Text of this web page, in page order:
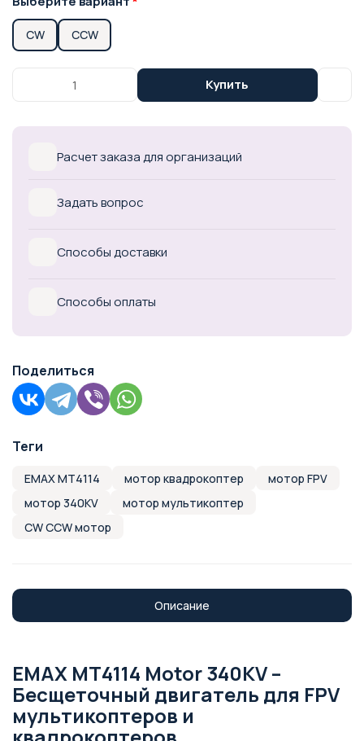
CW CCW
Купить
Расчет заказа для организаций
Задать вопрос
Способы доставки
Способы оплаты
Поделиться
Теги
EMAX MT4114 мотор квадрокоптер
мотор FPV
мотор 340KV
мотор мультикоптер
CW CCW мотор
Описание
EMAX MT4114 Motor 340KV –
Бесщеточный двигатель для FPV
мультикоптеров и